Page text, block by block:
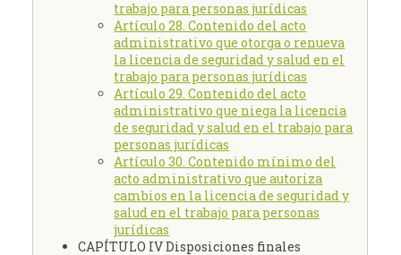
trabajo para personas jurídicas
Artículo 28. Contenido del acto
administrativo que otorga o renueva
la licencia de seguridad y salud en el
trabajo para personas jurídicas
Artículo 29. Contenido del acto
administrativo que niega la licencia
de seguridad y salud en el trabajo para
personas jurídicas
Artículo 30. Contenido mínimo del
acto administrativo que autoriza
cambios en la licencia de seguridad y
salud en el trabajo para personas
jurídicas
CAPÍTULO IV Disposiciones finales